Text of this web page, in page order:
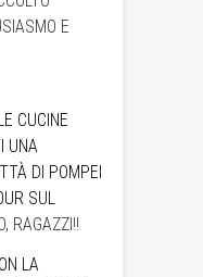
E
CUCINE
UNA
DI POMPEI
SUL
RAGAZZI!!
LA